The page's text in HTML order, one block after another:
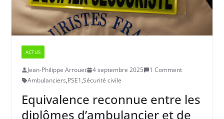
ACTUS
Jean-Philippe Arrouet 4 septembre 2025
1 Comment
Ambulanciers,PSE1,Sécurité civile
Equivalence reconnue entre les
diplômes d’ambulancier et de